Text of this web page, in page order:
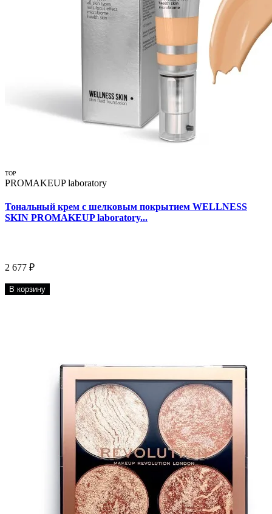
TOP
PROMAKEUP laboratory
Тональный крем с шелковым покрытием WELLNESS
SKIN PROMAKEUP laboratory...
2 677 ₽
В корзину